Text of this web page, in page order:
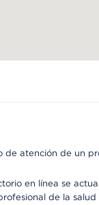
de atención de un
en línea se
de la